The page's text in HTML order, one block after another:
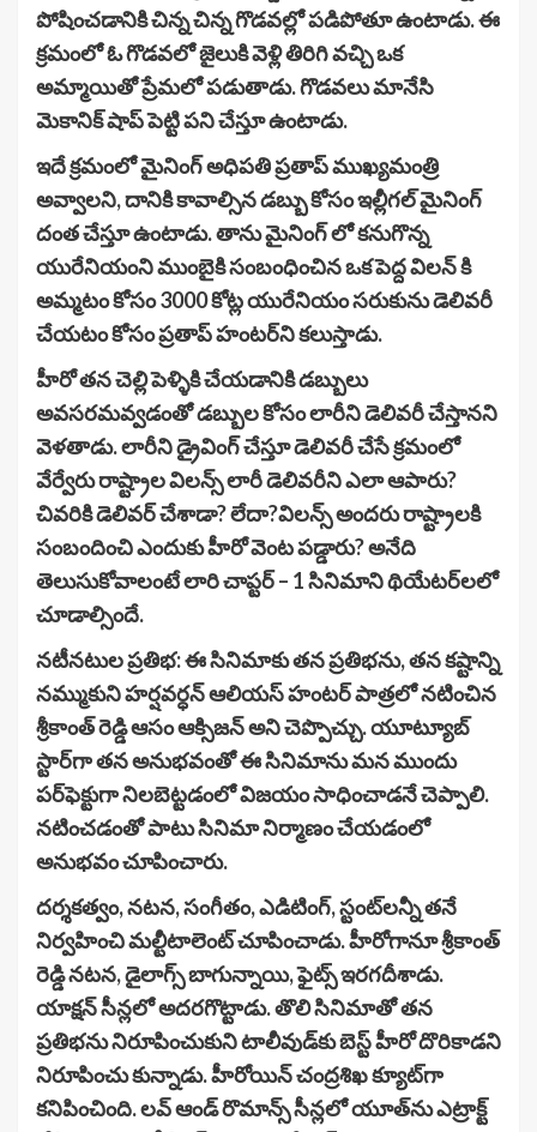
పోషించడానికి చిన్న చిన్న గొడవల్లో పడిపోతూ ఉంటాడు. ఈ
క్ర‌మంలో ఓ గొడవలో జైలుకి వెళ్లి తిరిగి వచ్చి ఒక
అమ్మాయితో ప్రేమలో పడుతాడు. గొడ‌వలు మానేసి
మెకానిక్ షాప్ పెట్టి పని చేస్తూ ఉంటాడు.
ఇదే క్ర‌మంలో మైనింగ్ అధిపతి ప్రతాప్ ముఖ్యమంత్రి
అవ్వాలని, దానికి కావాల్సిన డబ్బు కోసం ఇల్లీగల్ మైనింగ్
దంత చేస్తూ ఉంటాడు. తాను మైనింగ్ లో కనుగొన్న
యురేనియంని ముంబైకి సంబంధించిన ఒక పెద్ద విలన్ కి
అమ్మటం కోసం 3000 కోట్ల యురేనియం సరుకును డెలివరీ
చేయటం కోసం ప్రతాప్ హంట‌ర్‌ని క‌లుస్తాడు.
హీరో తన చెల్లి పెళ్ళికి చేయ‌డానికి డ‌బ్బులు
అవ‌స‌ర‌మ‌వ్వ‌డంతో డ‌బ్బుల కోసం లారీని డెలివరీ చేస్తాన‌ని
వెళ‌తాడు. లారీని డ్రైవింగ్ చేస్తూ డెలివరీ చేసే క్ర‌మంలో
వేర్వేరు రాష్ట్రాల విలన్స్ లారీ డెలివరీని ఎలా ఆపారు?
చివరికి డెలివర్ చేశాడా? లేదా?విలన్స్ అందరు రాష్ట్రాలకి
సంబందించి ఎందుకు హీరో వెంట పడ్డారు? అనేది
తెలుసుకోవాలంటే లారి చాప్టర్ – 1 సినిమాని థియేట‌ర్‌ల‌లో
చూడాల్సిందే.
న‌టీన‌టుల ప్ర‌తిభ‌: ఈ సినిమాకు త‌న ప్ర‌తిభ‌ను, త‌న క‌ష్టాన్ని
న‌మ్ముకుని హర్షవర్ధన్ ఆలియ‌స్ హంట‌ర్ పాత్ర‌లో న‌టించిన
శ్రీకాంత్ రెడ్డి ఆసం ఆక్సిజ‌న్ అని చెప్పొచ్చు. యూట్యూబ్
స్టార్‌గా తన అనుభవంతో ఈ సినిమాను మ‌న ముందు
ప‌ర్‌ఫెక్టుగా నిల‌బెట్ట‌డంలో విజ‌యం సాధించాడ‌నే చెప్పాలి.
న‌టించ‌డంతో పాటు సినిమా నిర్మాణం చేయడంలో
అనుభవం చూపించారు.
దర్శకత్వం, నటన, సంగీతం, ఎడిటింగ్, స్టంట్‌లన్నీ తనే
నిర్వహించి మ‌ల్టీటాలెంట్ చూపించాడు. హీరోగానూ శ్రీకాంత్
రెడ్డి న‌ట‌న‌, డైలాగ్స్ బాగున్నాయి, ఫైట్స్ ఇర‌గ‌దీశాడు.
యాక్ష‌న్ సీన్ల‌లో అద‌ర‌గొట్టాడు. తొలి సినిమాతో త‌న
ప్ర‌తిభ‌ను నిరూపించుకుని టాలీవుడ్‌కు బెస్ట్ హీరో దొరికాడ‌ని
నిరూపించు కున్నాడు. హీరోయిన్ చంద్రశిఖ క్యూట్‌గా
క‌నిపించింది. ల‌వ్ ఆండ్ రొమాన్స్ సీన్ల‌లో యూత్‌ను ఎట్రాక్ట్